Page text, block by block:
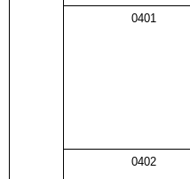
0401
0402